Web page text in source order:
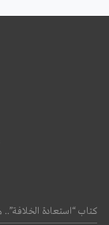
كتاب “استعادة